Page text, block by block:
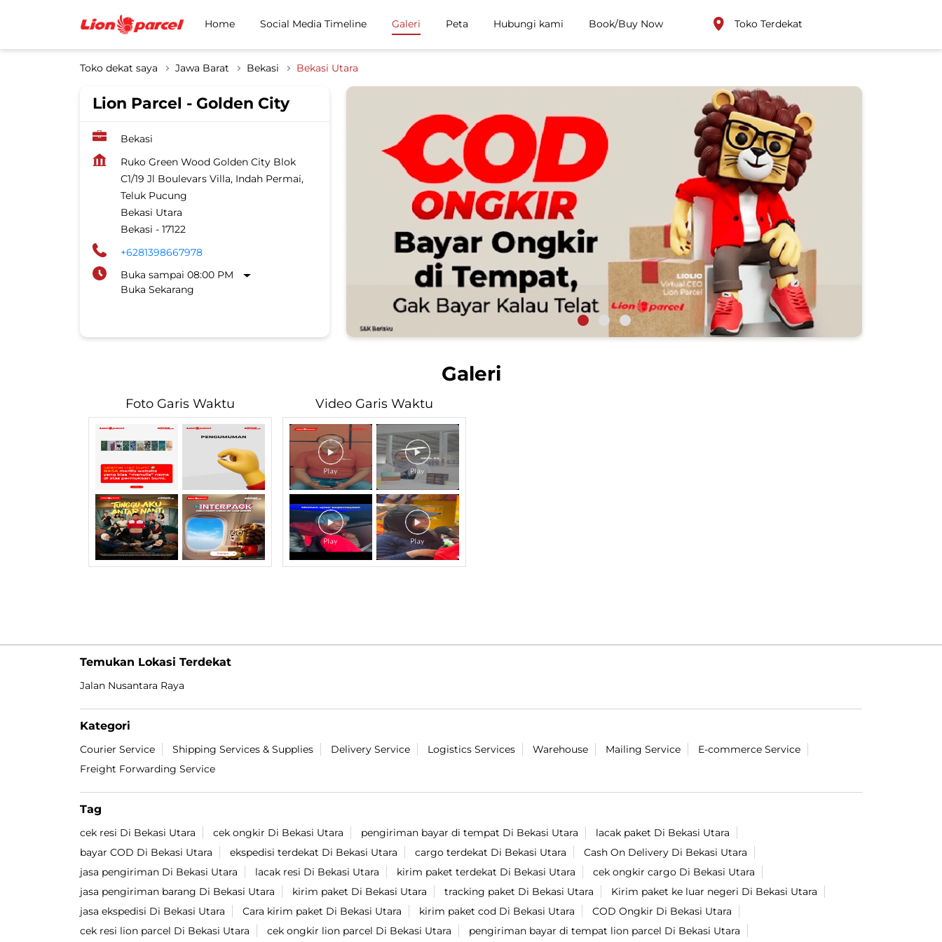
Home Social Media Timeline Galeri Peta Hubungi kami Book/Buy Now Toko Terdekat
Toko dekat saya Jawa Barat Bekasi Bekasi Utara
Lion Parcel - Golden City
Bekasi
Ruko Green Wood Golden City Blok
C1/19 Jl Boulevars Villa, Indah Permai,
Teluk Pucung
Bekasi Utara
Bekasi - 17122
+6281398667978
Buka sampai 08:00 PM
Buka Sekarang
Galeri
Foto Garis Waktu Video Garis Waktu
Temukan Lokasi Terdekat
Jalan Nusantara Raya
Kategori
Courier Service Shipping Services & Supplies Delivery Service Logistics Services Warehouse Mailing Service
E-commerce Service
Freight Forwarding Service
Tag
cek resi Di Bekasi Utara cek ongkir Di Bekasi Utara pengiriman bayar di tempat Di Bekasi Utara
lacak paket Di Bekasi Utara
bayar COD Di Bekasi Utara
ekspedisi terdekat Di Bekasi Utara cargo terdekat Di Bekasi Utara
Cash On Delivery Di Bekasi Utara
jasa pengiriman Di Bekasi Utara
lacak resi Di Bekasi Utara kirim paket terdekat Di Bekasi Utara
cek ongkir cargo Di Bekasi Utara
jasa pengiriman barang Di Bekasi Utara
kirim paket Di Bekasi Utara tracking paket Di Bekasi Utara
Kirim paket ke luar negeri Di Bekasi Utara
jasa ekspedisi Di Bekasi Utara
Cara kirim paket Di Bekasi Utara kirim paket cod Di Bekasi Utara
COD Ongkir Di Bekasi Utara
cek resi lion parcel Di Bekasi Utara
cek ongkir lion parcel Di Bekasi Utara pengiriman bayar di tempat lion parcel Di Bekasi Utara